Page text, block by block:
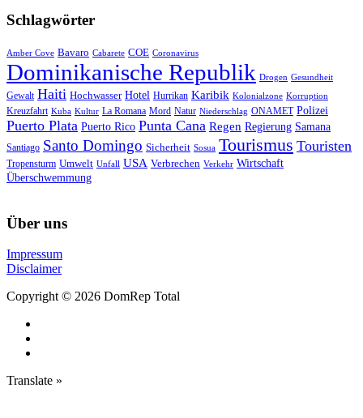
Schlagwörter
Amber Cove Bavaro Cabarete COE Coronavirus
Dominikanische Republik Drogen Gesundheit
Gewalt Haiti Hochwasser Hotel Hurrikan Karibik Kolonialzone Korruption
Kreuzfahrt Kuba Kultur La Romana Mord Natur Niederschlag ONAMET Polizei
Puerto Plata Puerto Rico Punta Cana Regen Regierung Samana
Santiago Santo Domingo Sicherheit Sosua Tourismus Touristen
Tropensturm Umwelt Unfall USA Verbrechen Verkehr Wirtschaft
Überschwemmung
Über uns
Impressum
Disclaimer
Copyright © 2026 DomRep Total
Translate »